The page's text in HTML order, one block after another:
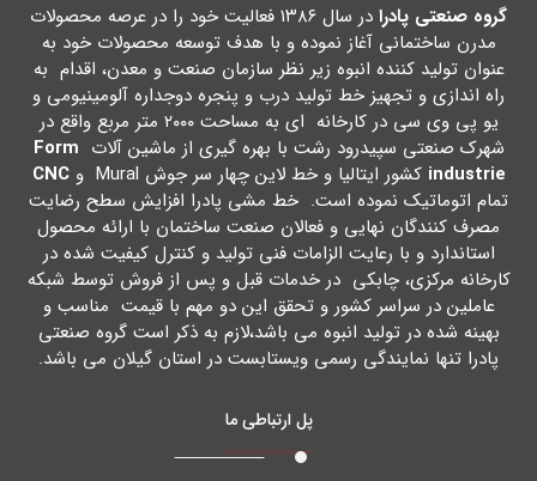
گروه صنعتی پادرا
در سال ۱۳۸۶ فعالیت خود را در عرصه محصولات
مدرن ساختمانی آغاز نموده و با هدف توسعه محصولات خود به
عنوان تولید کننده انبوه زیر نظر سازمان صنعت و معدن، اقدام به
راه اندازي و تجهیز خط تولید درب و پنجره دوجداره آلومینیومی و
یو پی وي سی در کارخانه اي به مساحت ۲۰۰۰ متر مربع واقع در
شهرك صنعتی سپیدرود رشت با بهره گیري از ماشین آلات Form
industrie کشور ایتالیا و خط لاین چهار سر جوش Mural و
CNC
تمام اتوماتیک نموده است. خط مشی پادرا افزایش سطح رضایت
مصرف کنندگان نهایی و فعالان صنعت ساختمان با ارائه محصول
استاندارد و با رعایت الزامات فنی تولید و کنترل کیفیت شده در
کارخانه مرکزي، چابکی در خدمات قبل و پس از فروش توسط شبکه
عاملین در سراسر کشور و تحقق این دو مهم با قیمت مناسب و
بهینه شده در تولید انبوه می باشد،لازم به ذکر است گروه صنعتی
پادرا تنها نمایندگی رسمی ویستابست در استان گیلان می باشد.
پل ارتباطی ما